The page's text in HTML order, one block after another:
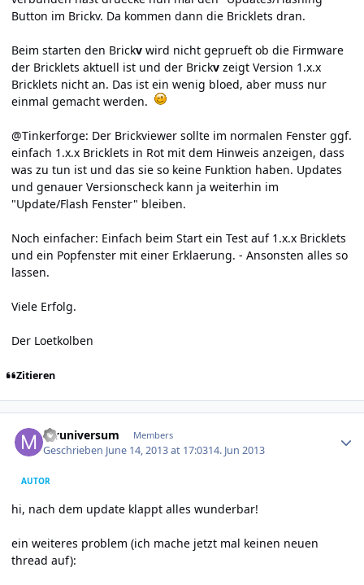
Button im Brickv. Da kommen dann die Bricklets dran.
Beim starten den Brickv wird nicht geprueft ob die Firmware
der Bricklets aktuell ist und der Brickv zeigt Version 1.x.x
Bricklets nicht an. Das ist ein wenig bloed, aber muss nur
einmal gemacht werden.
@Tinkerforge: Der Brickviewer sollte im normalen Fenster ggf.
einfach 1.x.x Bricklets in Rot mit dem Hinweis anzeigen, dass
was zu tun ist und das sie so keine Funktion haben. Updates
und genauer Versionscheck kann ja weiterhin im
"Update/Flash Fenster" bleiben.
Noch einfacher: Einfach beim Start ein Test auf 1.x.x Bricklets
und ein Popfenster mit einer Erklaerung. - Ansonsten alles so
lassen.
Viele Erfolg.
Der Loetkolben
Zitieren
mruniversum Members
Geschrieben June 14, 2013 at 17:0314. Jun 2013
AUTOR
hi, nach dem update klappt alles wunderbar!
ein weiteres problem (ich mache jetzt mal keinen neuen
thread auf):